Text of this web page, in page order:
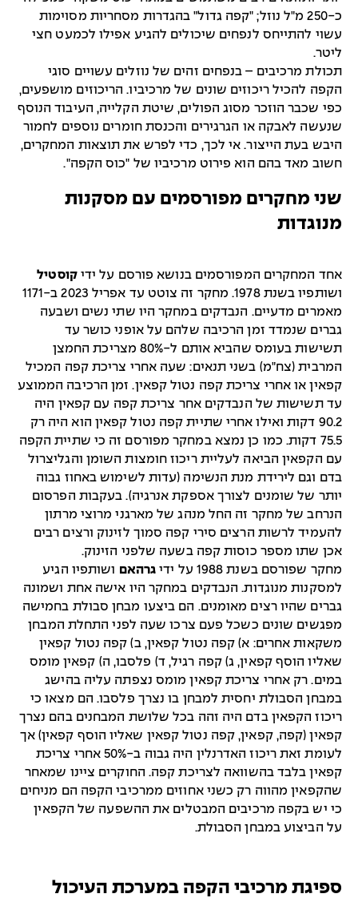
כ-250 מ"ל נוזל; "קפה גדול" בהגדרות מסחריות מסוימות
עשוי להתייחס לנפחים שיכולים להגיע אפילו לכמעט חצי
ליטר.
תכולת מרכיבים – בנפחים זהים של נוזלים עשויים סוגי
הקפה להכיל ריכוזים שונים של מרכיביו. הריכוזים מושפעים,
כפי שכבר הוזכר מסוג הפולים, שיטת הקלייה, העיבוד הנוסף
שנעשה לאבקה או הגרגירים והכנסת חומרים נוספים לחמור
היבש בעת הייצור. אי לכך, כדי לפרש את תוצאות המחקרים,
חשוב מאד בהם הוא פירוט מרכיביו של "כוס הקפה".
שני מחקרים מפורסמים עם מסקנות
מנוגדות
אחד המחקרים המפורסמים בנושא פורסם על ידיקוסטיל
ושותפיו בשנת 1978. מחקר זה צוטט עד אפריל 2023 ב-1171
מאמרים מדעיים. הנבדקים במחקר היו שתי נשים ושבעה
גברים שנמדד זמן הרכיבה שלהם על אופני כושר עד
תשישות בעומס שהביא אותם ל-80% מצריכת החמצן
המרבית (צח"מ) בשני תנאים: שעה אחרי צריכת קפה המכיל
קפאין או אחרי צריכת קפה נטול קפאין. זמן הרכיבה הממוצע
עד תשישות של הנבדקים אחר צריכת קפה עם קפאין היה
90.2 דקות ואילו אחרי שתיית קפה נטול קפאין הוא היה רק
75.5 דקות. כמו כן נמצא במחקר מפורסם זה כי שתיית הקפה
עם הקפאין הביאה לעליית ריכוז חומצות השומן והגליצרול
בדם וגם לירידת מנת הנשימה (עדות לשימוש באחוז גבוה
יותר של שומנים לצורך אספקת אנרגיה). בעקבות הפרסום
הנרחב של מחקר זה החל מנהג של מארגני מרוצי מרתון
להעמיד לרשות הרצים סירי קפה סמוך לזינוק ורצים רבים
אכן שתו מספר כוסות קפה בשעה שלפני הזינוק.
מחקר שפורסם בשנת 1988 על ידי
גרהאם ושותפיו הגיע
למסקנות מנוגדות. הנבדקים במחקר היו אישה אחת ושמונה
גברים שהיו רצים מאומנים. הם ביצעו מבחן סבולת בחמישה
מפגשים שונים כשכל פעם צרכו שעה לפני התחלת המבחן
משקאות אחרים: א) קפה נטול קפאין, ב) קפה נטול קפאין
שאליו הוסף קפאין, ג) קפה רגיל, ד) פלסבו, ה) קפאין מומס
במים. רק אחרי צריכת קפאין מומס נצפתה עליה בהישג
במבחן הסבולת יחסית למבחן בו נצרך פלסבו. הם מצאו כי
ריכוז הקפאין בדם היה זהה בכל שלושת המבחנים בהם נצרך
קפאין (קפה, קפאין, קפה נטול קפאין שאליו הוסף קפאין) אך
לעומת זאת ריכוז האדרנלין היה גבוה ב-50% אחרי צריכת
קפאין בלבד בהשוואה לצריכת קפה. החוקרים ציינו שמאחר
שהקפאין מהווה רק כשני אחוזים ממרכיבי הקפה הם מניחים
כי יש בקפה מרכיבים המבטלים את ההשפעה של הקפאין
על הביצוע במבחן הסבולת.
ספיגת מרכיבי הקפה במערכת העיכול